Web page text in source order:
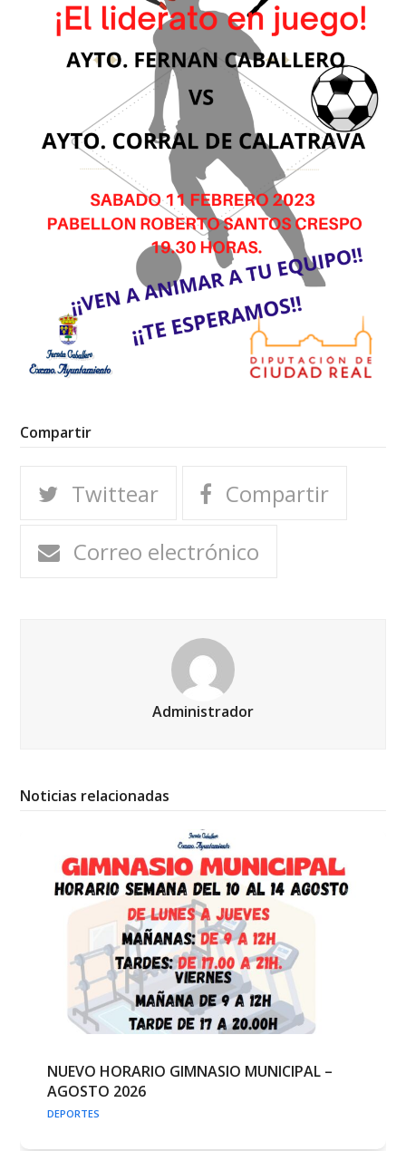
Compartir
Twittear
Compartir
Correo electrónico
Administrador
Noticias relacionadas
NUEVO HORARIO GIMNASIO MUNICIPAL –
AGOSTO 2026
DEPORTES